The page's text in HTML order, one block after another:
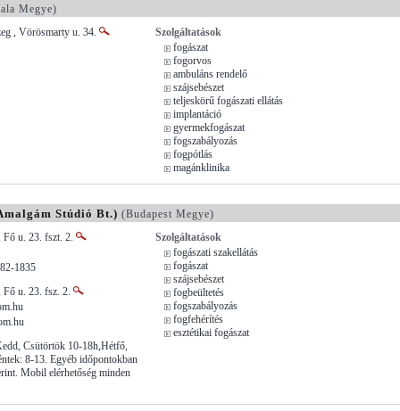
Megye)
, Vörösmarty u. 34.
Szolgáltatások
fogászat
fogorvos
ambuláns rendelő
szájsebészet
teljeskörű fogászati ellátás
implantáció
gyermekfogászat
fogszabályozás
fogpótlás
magánklinika
Stúdió Bt.) (Budapest Megye)
u. 23. fszt. 2.
1835
u. 23. fsz. 2.
Csütörtök 10-18h,Hétfő,
8-13. Egyéb időpontokban
Mobil elérhetőség minden
Szolgáltatások
fogászati szakellátás
fogászat
szájsebészet
fogbeültetés
fogszabályozás
fogfehérítés
esztétikai fogászat